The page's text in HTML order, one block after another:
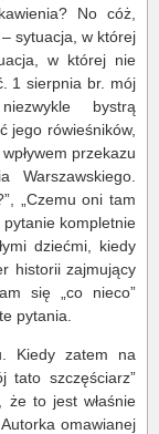
No cóż,
sytuacja, w której
w której nie
1 sierpnia br. mój
bystrą
jego rówieśników,
przekazu
Warszawskiego.
„Czemu oni tam
kompletnie
dziećmi, kiedy
historii zajmujący
się „co nieco”
pytania.
Kiedy zatem na
tato szczęściarz”
że to jest właśnie
omawianej